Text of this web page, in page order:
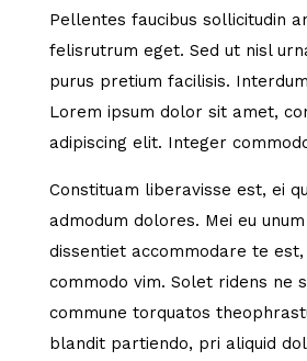
Pellentes faucibus sollicitudin
felisrutrum eget. Sed ut nisl
purus pretium facilisis.
Lorem ipsum dolor sit amet,
adipiscing elit. Integer
Constituam liberavisse est, ei
admodum dolores. Mei eu
dissentiet accommodare te
commodo vim. Solet ridens ne
commune torquatos
blandit partiendo, pri aliquid